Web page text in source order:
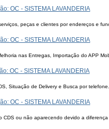
OC - SISTEMA LAVANDERIA
peças e clientes por endereços e
OC - SISTEMA LAVANDERIA
nas Entregas, Importação do APP
OC - SISTEMA LAVANDERIA
Situação de Delivery e Busca por telefone.
OC - SISTEMA LAVANDERIA
CDS ou não aparecendo devido a